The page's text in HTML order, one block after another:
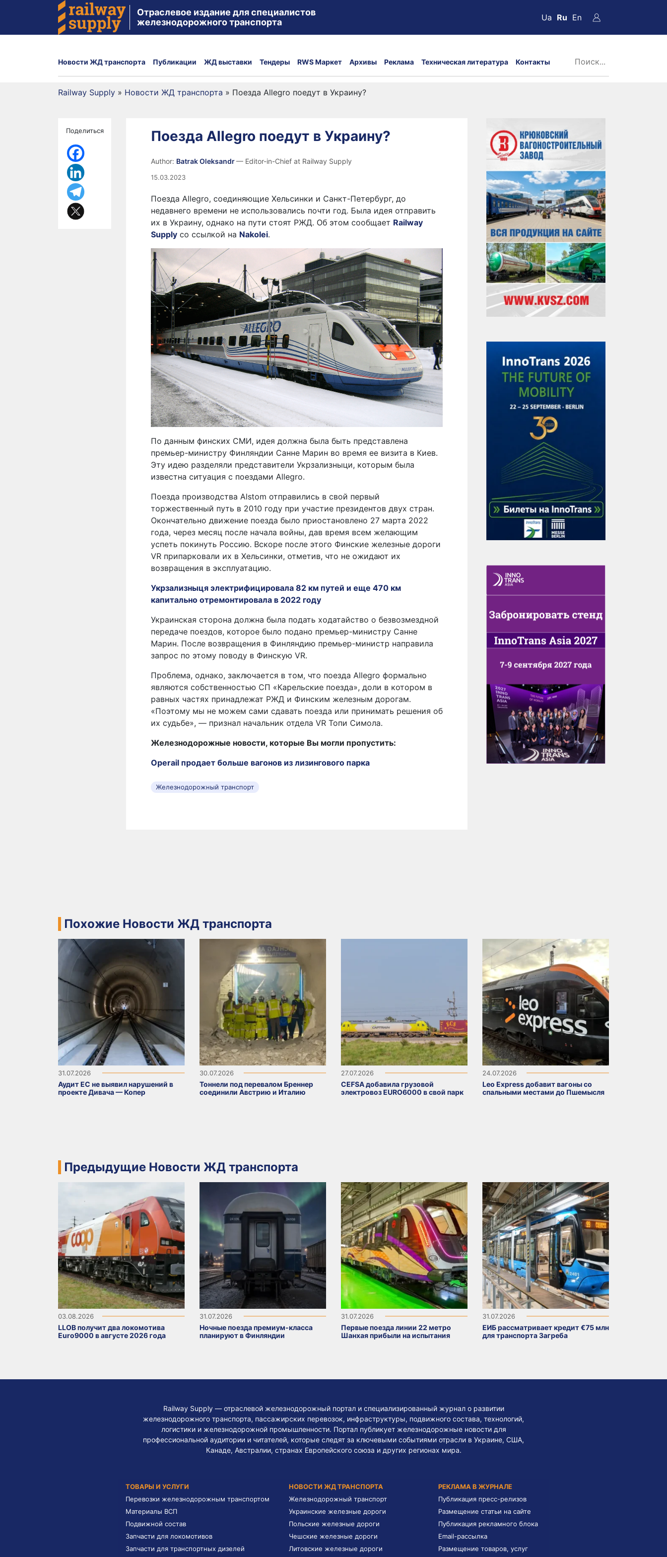
Отраслевое издание для специалистов
железнодорожного транспорта
Ua Ru En
Новости ЖД транспорта Публикации ЖД выставки Тендеры RWS Маркет Архивы Реклама Техническая литература Контакты
Railway Supply » Новости ЖД транспорта » Поезда Allegro поедут в Украину?
Поделиться Поезда Allegro поедут в Украину?
Author: Batrak Oleksandr— Editor-in-Chief at Railway Supply
15.03.2023
Поезда Allegro, соединяющие Хельсинки и Санкт-Петербург, до
недавнего времени не использовались почти год. Была идея отправить
их в Украину, однако на пути стоят РЖД. Об этом сообщает Railway
Supply со ссылкой на Nakolei.
По данным финских СМИ, идея должна была быть представлена ​​
премьер-министру Финляндии Санне Марин во время ее визита в Киев.
Эту идею разделяли представители Укрзализныци, которым была
известна ситуация с поездами Allegro.
Поезда производства Alstom отправились в свой первый
торжественный путь в 2010 году при участие президентов двух стран.
Окончательно движение поезда было приостановлено 27 марта 2022
года, через месяц после начала войны, дав время всем желающим
успеть покинуть Россию. Вскоре после этого Финские железные дороги
VR припарковали их в Хельсинки, отметив, что не ожидают их
возвращения в эксплуатацию.
Укрзализныця электрифицировала 82 км путей и еще 470 км
капитально отремонтировала в 2022 году
Украинская сторона должна была подать ходатайство о безвозмездной
передаче поездов, которое было подано премьер-министру Санне
Марин. После возвращения в Финляндию премьер-министр направила
запрос по этому поводу в Финскую VR.
Проблема, однако, заключается в том, что поезда Allegro формально
являются собственностью СП «Карельские поезда», доли в котором в
равных частях принадлежат РЖД и Финским железным дорогам.
«Поэтому мы не можем сами сдавать поезда или принимать решения об
их судьбе», — признал начальник отдела VR Топи Симола.
Железнодорожные новости, которые Вы могли пропустить:
Operail продает больше вагонов из лизингового парка
Железнодорожный транспорт
Похожие Новости ЖД транспорта
31.07.2026
Аудит ЕС не выявил нарушений в
проекте Дивача — Копер
30.07.2026
Тоннели под перевалом Бреннер
соединили Австрию и Италию
27.07.2026
CEFSA добавила грузовой
электровоз EURO6000 в свой парк
24.07.2026
Leo Express добавит вагоны со
спальными местами до Пшемысля
Предыдущие Новости ЖД транспорта
03.08.2026
LLOB получит два локомотива
Euro9000 в августе 2026 года
31.07.2026
Ночные поезда премиум-класса
планируют в Финляндии
31.07.2026
Первые поезда линии 22 метро
Шанхая прибыли на испытания
31.07.2026
ЕИБ рассматривает кредит €75 млн
для транспорта Загреба
Railway Supply — отраслевой железнодорожный портал и специализированный журнал о развитии
железнодорожного транспорта, пассажирских перевозок, инфраструктуры, подвижного состава, технологий,
логистики и железнодорожной промышленности. Портал публикует железнодорожные новости для
профессиональной аудитории и читателей, которые следят за ключевыми событиями отрасли в Украине, США,
Канаде, Австралии, странах Европейского союза и других регионах мира.
ТОВАРЫ И УСЛУГИ
Перевозки железнодорожным транспортом
Материалы ВСП
Подвижной состав
Запчасти для локомотивов
Запчасти для транспортных дизелей
НОВОСТИ ЖД ТРАНСПОРТА
Железнодорожный транспорт
Украинские железные дороги
Польские железные дороги
Чешские железные дороги
Литовские железные дороги
РЕКЛАМА В ЖУРНАЛЕ
Публикация пресс-релизов
Размещение статьи на сайте
Публикация рекламного блока
Email-рассылка
Размещение товаров, услуг